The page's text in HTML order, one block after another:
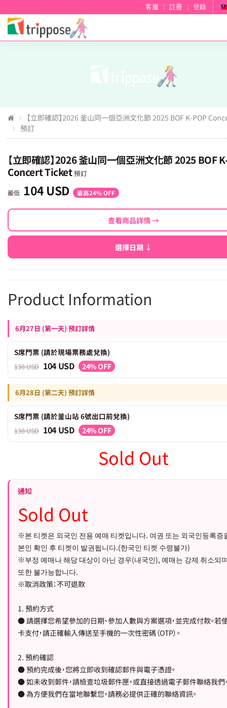
客服 註冊 登錄
【立即確認】2026 釜山同一個亞洲文化節 2025 BOF K-POP
預訂
【立即確認】2026 釜山同一個亞洲文化節 2025 BOF
Concert Ticket預訂
最低 104 USD 最高24% OFF
查看商品詳情 →
選擇日期 ↓
Product Information
6月27日 (第一天) 預訂詳情
S席門票 (請於現場票務處兌換)
138 USD 104 USD 24% OFF
6月28日 (第二天) 預訂詳情
S席門票 (請於釜山站 6號出口前兌換)
138 USD 104 USD 24% OFF
Sold Out
通知
Sold Out
※본 티켓은 외국인 전용 예매 티켓입니다. 여권 또는 외국인등록증
본인 확인 후 티켓이 발권됩니다.(한국인 티켓 수령불가)
※부정 예매나 해당 대상이 아닌 경우(내국인), 예매는 강제 취소되
또한 불가능합니다.
※取消政策：不可退款
1. 預約方式
● 請選擇您希望參加的日期、參加人數與方案選項，並完成付款。若
卡支付，請正確輸入傳送至手機的一次性密碼（OTP）。
2. 預約確認
● 預約完成後，您將立即收到確認郵件與電子憑證。
● 如未收到郵件，請檢查垃圾郵件匣，或直接透過電子郵件聯絡我們
● 為方便我們在當地聯繫您，請務必提供正確的聯絡資訊。